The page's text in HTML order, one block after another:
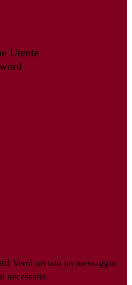
Utente
Verrà inviato un messaggio
necessarie.